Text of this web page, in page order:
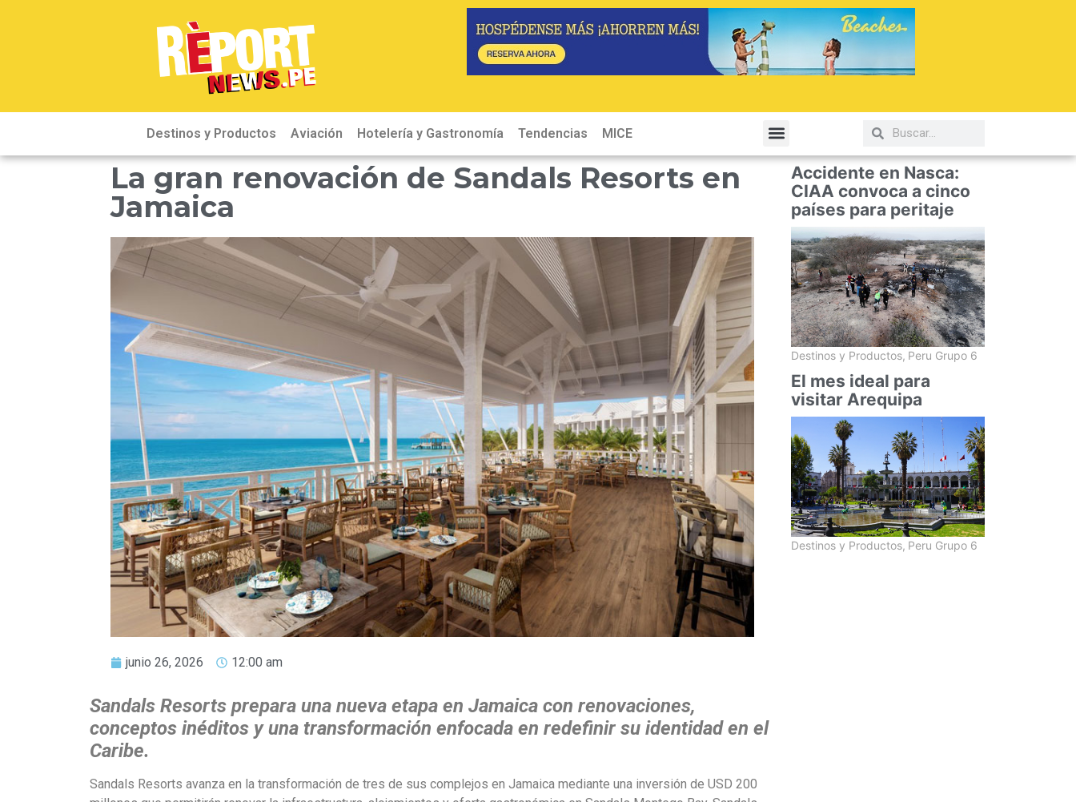
Destinos y Productos Aviación Hotelería y Gastronomía Tendencias MICE
La gran renovación de Sandals Resorts en
Jamaica
junio 26, 2026 12:00 am
Sandals Resorts prepara una nueva etapa en Jamaica con renovaciones,
conceptos inéditos y una transformación enfocada en redefinir su identidad en el
Caribe.
Sandals Resorts avanza en la transformación de tres de sus complejos en Jamaica mediante una inversión de USD 200
Accidente en Nasca:
CIAA convoca a cinco
países para peritaje
Destinos y Productos, Peru Grupo 6
El mes ideal para
visitar Arequipa
Destinos y Productos, Peru Grupo 6